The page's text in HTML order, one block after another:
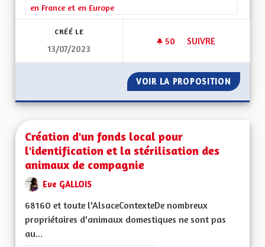
en France et en Europe
CRÉÉ LE
13/07/2023
50 50 ABONNÉS
SUIVRE
VOIR LA PROPOSITION
Création d'un fonds local pour
l'identification et la stérilisation des
animaux de compagnie
Eve GALLOIS
68160 et toute l'AlsaceContexteDe nombreux
propriétaires d'animaux domestiques ne sont pas
au...